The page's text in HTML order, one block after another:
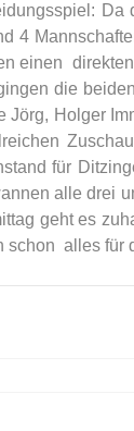
Da
4
einen
die
Holger
für
alle drei
geht es
alles für